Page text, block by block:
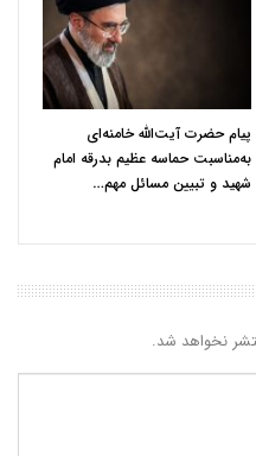
پیام حضرت آیت‌الله خامنه‌ای
به‌مناسبت حماسه عظیم بدرقه امام
شهید و تبیین مسائل مهم…
نخواهد شد.